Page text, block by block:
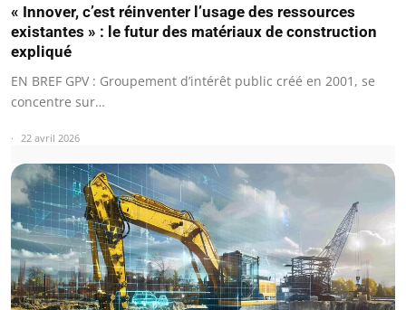
« Innover, c’est réinventer l’usage des ressources
existantes » : le futur des matériaux de construction
expliqué
EN BREF GPV : Groupement d’intérêt public créé en 2001, se
concentre sur…
22 avril 2026